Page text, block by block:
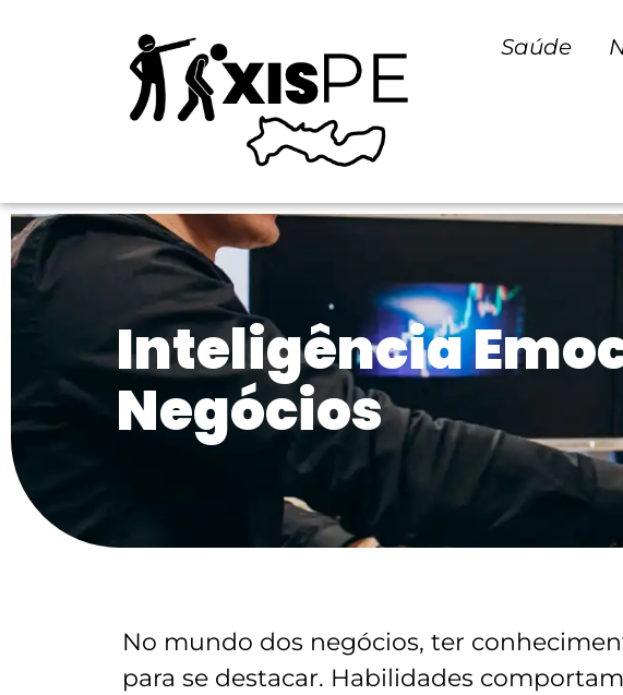
Saúde
Inteligência
Negócios
No mundo dos negócios, ter
para se destacar. Habilidades